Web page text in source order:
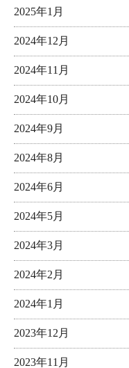
2025年1月
2024年12月
2024年11月
2024年10月
2024年9月
2024年8月
2024年6月
2024年5月
2024年3月
2024年2月
2024年1月
2023年12月
2023年11月